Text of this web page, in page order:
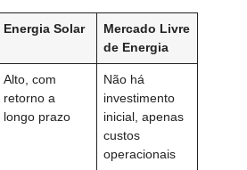
Energia Solar
Mercado Livre
de Energia
Alto, com
retorno a
longo prazo
Não há
investimento
inicial, apenas
custos
operacionais